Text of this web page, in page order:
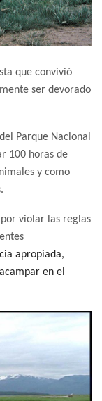
que convivió
ser devorado
Parque Nacional
100 horas de
y como
violar las reglas
apropiada,
en el